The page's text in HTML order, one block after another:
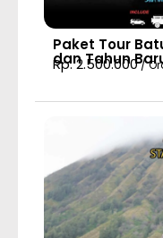
Paket Tour
dan Tahun
Rp. 2.500.000/